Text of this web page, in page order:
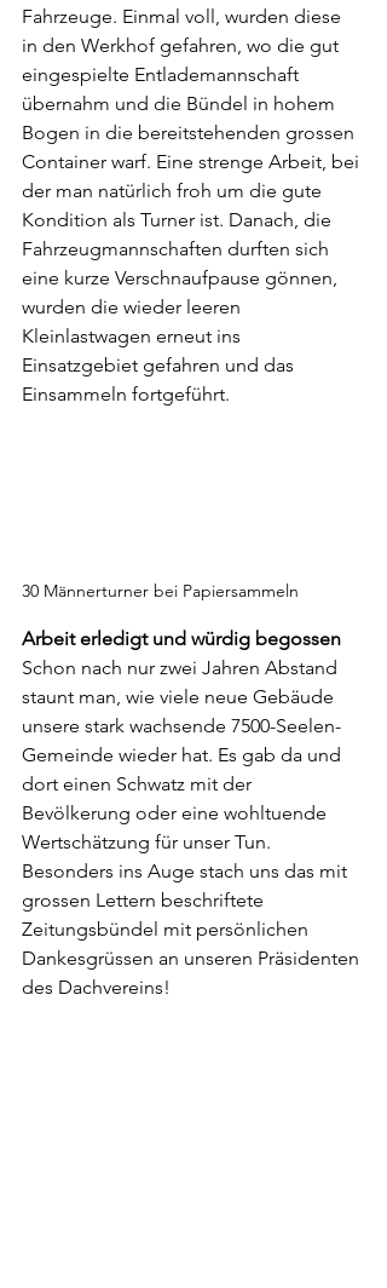
Fahrzeuge. Einmal voll, wurden diese
in den Werkhof gefahren, wo die gut
eingespielte Entlademannschaft
übernahm und die Bündel in hohem
Bogen in die bereitstehenden grossen
Container warf. Eine strenge Arbeit, bei
der man natürlich froh um die gute
Kondition als Turner ist. Danach, die
Fahrzeugmannschaften durften sich
eine kurze Verschnaufpause gönnen,
wurden die wieder leeren
Kleinlastwagen erneut ins
Einsatzgebiet gefahren und das
Einsammeln fortgeführt.
30 Männerturner bei Papiersammeln
Arbeit erledigt und würdig begossen
Schon nach nur zwei Jahren Abstand
staunt man, wie viele neue Gebäude
unsere stark wachsende 7500-Seelen-
Gemeinde wieder hat. Es gab da und
dort einen Schwatz mit der
Bevölkerung oder eine wohltuende
Wertschätzung für unser Tun.
Besonders ins Auge stach uns das mit
grossen Lettern beschriftete
Zeitungsbündel mit persönlichen
Dankesgrüssen an unseren Präsidenten
des Dachvereins!